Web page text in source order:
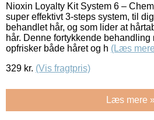
Nioxin Loyalty Kit System 6 –
super effektivt 3-steps system, til
behandlet hår, og som lider at
hår. Denne fortykkende behandling
opfrisker både håret og h (Læs
329 kr. (Vis fragtpris)
Læs mere